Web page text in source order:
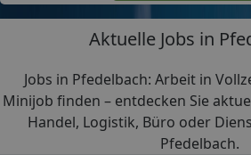
Aktuelle Jobs in
Jobs in Pfedelbach: Arbeit in
Minijob finden – entdecken Sie
Handel, Logistik, Büro oder
Pfedelbach.